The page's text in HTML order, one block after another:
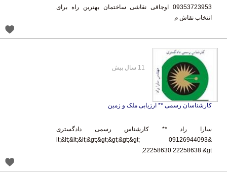
انتخاب نقاش م
کارشناسان رسمی ** ارزیابی ملک و زمین
سارا راد ** کارشناس رسمی دادگستری
&lt;&lt;&lt;&lt;&gt;&gt;&gt;&gt;&gt; 09126944093
22258630 22258638 &gt;
11 سال پیش